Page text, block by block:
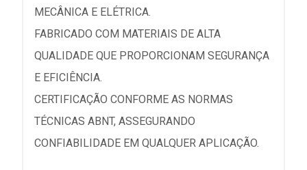
MECÂNICA E ELÉTRICA.
FABRICADO COM MATERIAIS DE ALTA
QUALIDADE QUE PROPORCIONAM SEGURANÇA
E EFICIÊNCIA.
CERTIFICAÇÃO CONFORME AS NORMAS
TÉCNICAS ABNT, ASSEGURANDO
CONFIABILIDADE EM QUALQUER APLICAÇÃO.